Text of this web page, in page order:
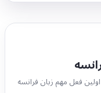
فعل مهم زبان فرانسه